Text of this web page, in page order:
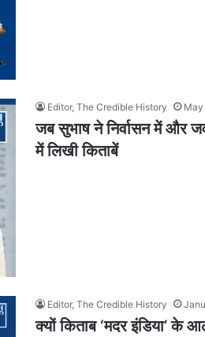
Editor, The Credible History May
जब सुभाष ने निर्वासन में और
में लिखी किताबें
Editor, The Credible History
क्यों किताब ‘मदर इंडिया’ के